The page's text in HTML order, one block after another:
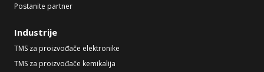
Postanite partner
Industrije
TMS za proizvođače elektronike
TMS za proizvođače kemikalija